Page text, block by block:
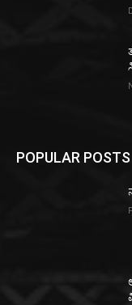
POPULAR POSTS